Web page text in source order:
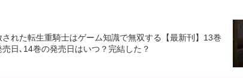
された転生重騎士はゲーム知識で無双する【最新刊】13巻
売日､14巻の発売日はいつ？完結した？